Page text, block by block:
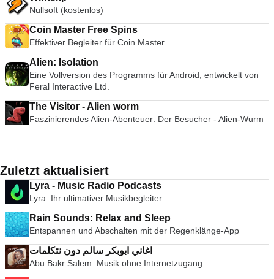
Nullsoft (kostenlos)
Coin Master Free Spins
Effektiver Begleiter für Coin Master
Alien: Isolation
Eine Vollversion des Programms für Android, entwickelt von
Feral Interactive Ltd.
The Visitor - Alien worm
Faszinierendes Alien-Abenteuer: Der Besucher - Alien-Wurm
Zuletzt aktualisiert
Lyra - Music Radio Podcasts
Lyra: Ihr ultimativer Musikbegleiter
Rain Sounds: Relax and Sleep
Entspannen und Abschalten mit der Regenklänge-App
اغاني ابوبكر سالم دون نتكلمات
Abu Bakr Salem: Musik ohne Internetzugang